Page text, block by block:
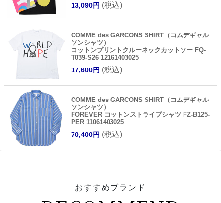
13,090円 (税込)
COMME des GARCONS SHIRT（コムデギャル
ソンシャツ）
コットンプリントクルーネックカットソー FQ-
T039-S26 12161403025
17,600円 (税込)
COMME des GARCONS SHIRT（コムデギャル
ソンシャツ）
FOREVER コットンストライプシャツ FZ-B125-
PER 11061403025
70,400円 (税込)
おすすめブランド